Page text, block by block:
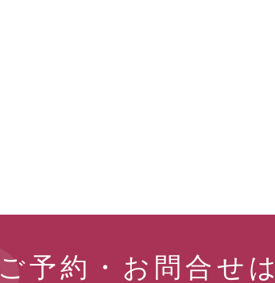
ご予約・お問合せ